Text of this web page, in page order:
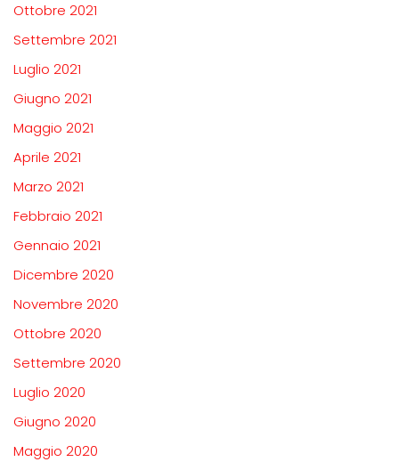
Ottobre 2021
Settembre 2021
Luglio 2021
Giugno 2021
Maggio 2021
Aprile 2021
Marzo 2021
Febbraio 2021
Gennaio 2021
Dicembre 2020
Novembre 2020
Ottobre 2020
Settembre 2020
Luglio 2020
Giugno 2020
Maggio 2020